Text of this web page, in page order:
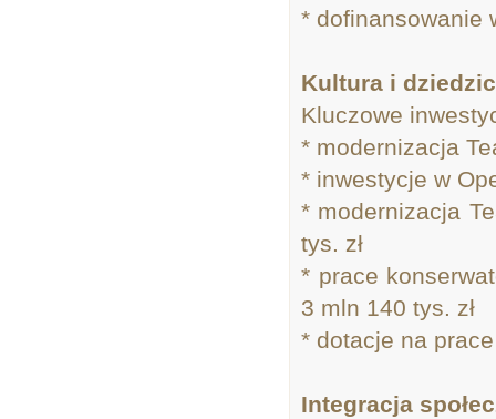
* dofinansowanie
Kultura i
Kluczowe
* modernizacja
* inwestycje w
* modernizacja
tys. zł
* prace
3 mln 140 tys. zł
* dotacje na
Integracja